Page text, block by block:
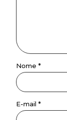
Nome *
E-mail *